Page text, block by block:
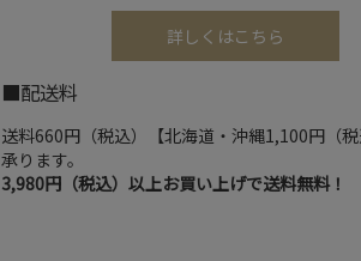
詳しくはこちら
■配送料
送料660円（税込）【北海道・沖縄1,100円（
承ります。
3,980円（税込）以上お買い上げで送料無料！